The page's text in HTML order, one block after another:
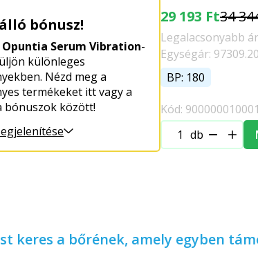
bónusz!
Opuntia Serum Vibration-
különleges
Nézd meg a
termékeket itt vagy a
bónuszok között!
29 193 Ft34
Legalacsonyabb
Egységár:
BP: 180
Kód:
db
keres a bőrének, amely egyben